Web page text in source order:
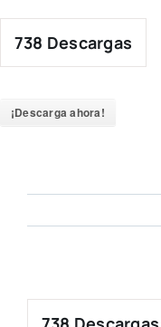
content
738 Descargas
¡Descarga ahora!